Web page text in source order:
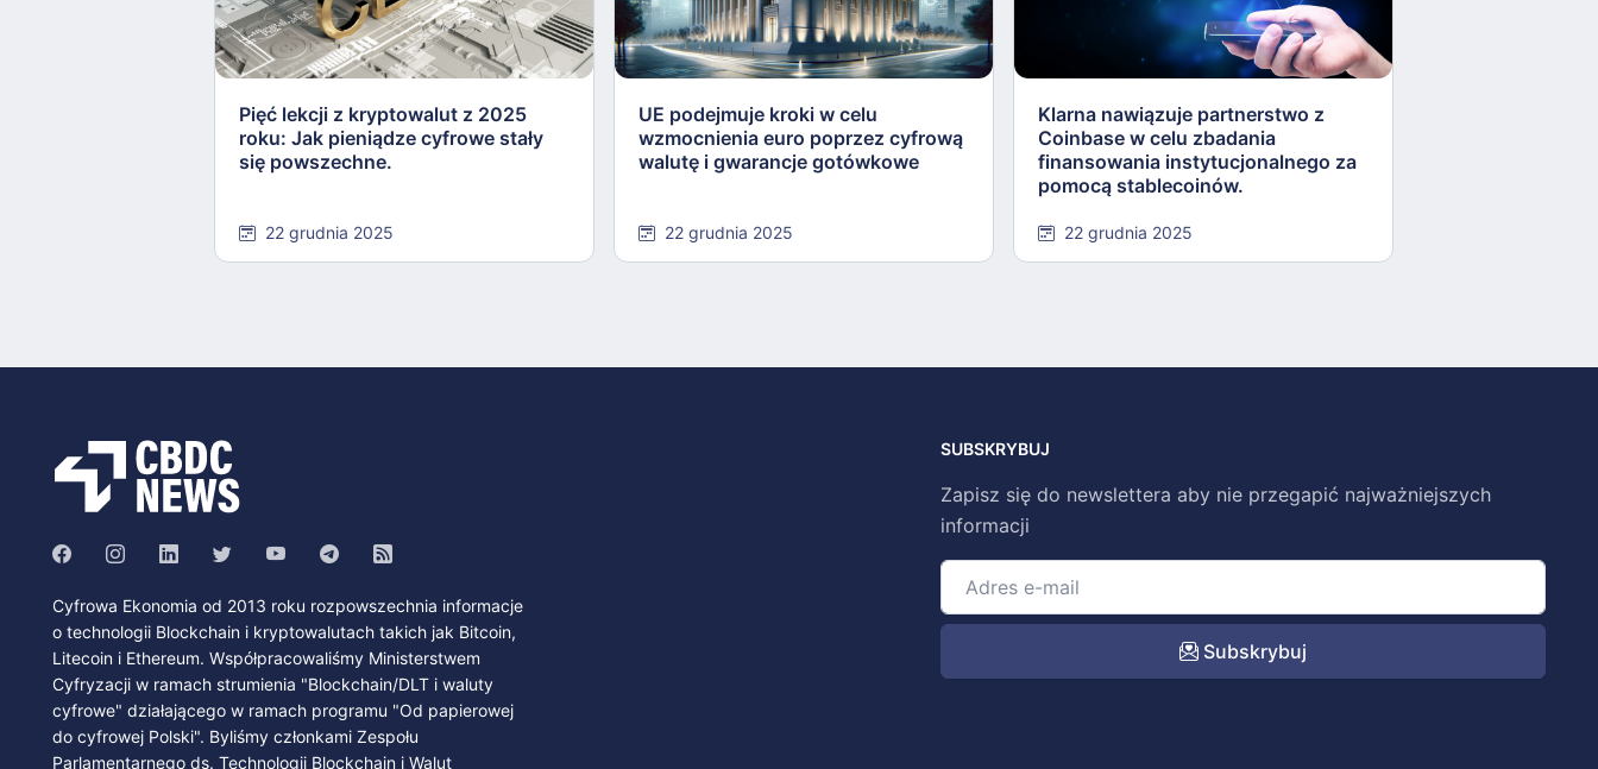
Pięć lekcji z kryptowalut z 2025
roku: Jak pieniądze cyfrowe stały
się powszechne.
22 grudnia 2025
UE podejmuje kroki w celu
wzmocnienia euro poprzez cyfrową
walutę i gwarancje gotówkowe
22 grudnia 2025
Klarna nawiązuje partnerstwo z
Coinbase w celu zbadania
finansowania instytucjonalnego za
pomocą stablecoinów.
22 grudnia 2025
Cyfrowa Ekonomia od 2013 roku rozpowszechnia informacje
o technologii Blockchain i kryptowalutach takich jak Bitcoin,
Litecoin i Ethereum. Współpracowaliśmy Ministerstwem
Cyfryzacji w ramach strumienia "Blockchain/DLT i waluty
cyfrowe" działającego w ramach programu "Od papierowej
do cyfrowej Polski". Byliśmy członkami Zespołu
Parlamentarnego ds. Technologii Blockchain i Walut
SUBSKRYBUJ
Zapisz się do newslettera aby nie przegapić najważniejszych
informacji
Subskrybuj